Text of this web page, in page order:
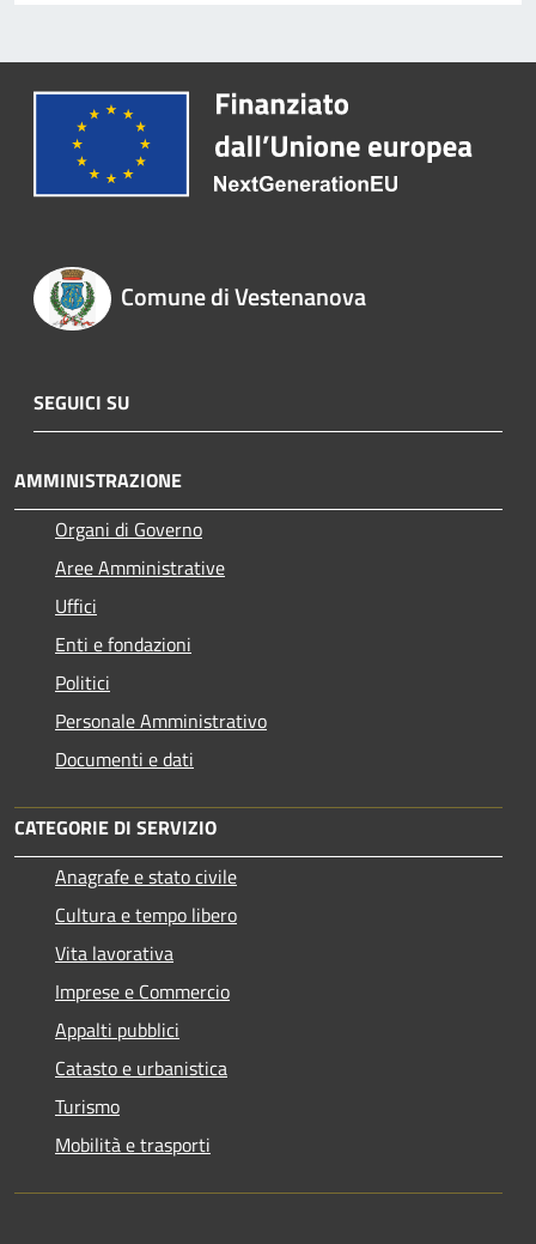
Comune di Vestenanova
SEGUICI SU
AMMINISTRAZIONE
Organi di Governo
Aree Amministrative
Uffici
Enti e fondazioni
Politici
Personale Amministrativo
Documenti e dati
CATEGORIE DI SERVIZIO
Anagrafe e stato civile
Cultura e tempo libero
Vita lavorativa
Imprese e Commercio
Appalti pubblici
Catasto e urbanistica
Turismo
Mobilità e trasporti